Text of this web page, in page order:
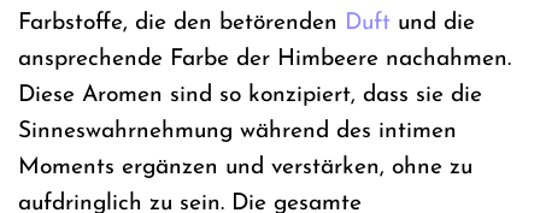
Farbstoffe, die den betörenden
Duft und die
ansprechende Farbe der Himbeere nachahmen.
Diese Aromen sind so konzipiert, dass sie die
Sinneswahrnehmung während des intimen
Moments ergänzen und verstärken, ohne zu
aufdringlich zu sein. Die gesamte